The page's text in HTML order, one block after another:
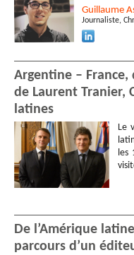
Guillaume
Journaliste,
Argentine –
de Laurent Tranier,
latines
Le
les
De l’Amérique
parcours d’un